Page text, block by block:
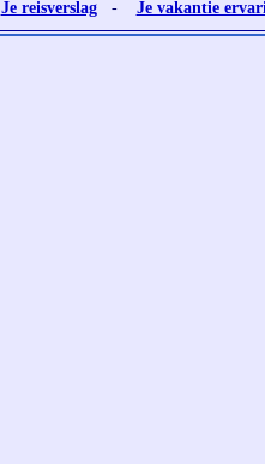
Je reisverslag- Je vakantie